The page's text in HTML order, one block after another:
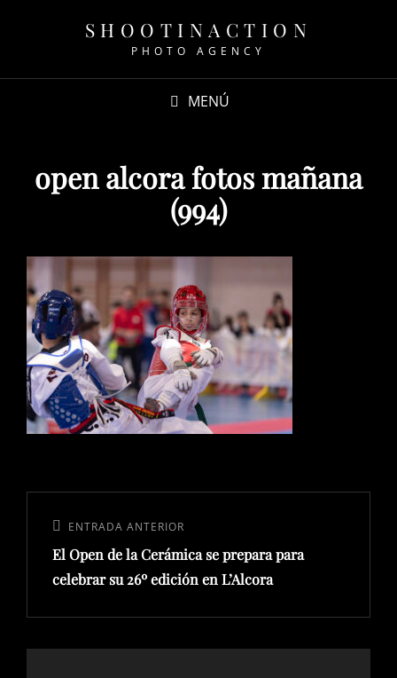
SHOOTINACTION
PHOTO AGENCY
MENÚ
open alcora fotos mañana
(994)
entradas
Entrada
anterior:
ENTRADA ANTERIOR
El Open de la Cerámica se prepara para
celebrar su 26º edición en L’Alcora